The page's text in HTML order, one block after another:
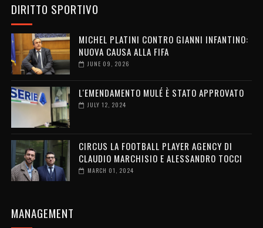
DIRITTO SPORTIVO
MICHEL PLATINI CONTRO GIANNI INFANTINO:
NUOVA CAUSA ALLA FIFA
JUNE 09, 2026
L'EMENDAMENTO MULÉ È STATO APPROVATO
JULY 12, 2024
CIRCUS LA FOOTBALL PLAYER AGENCY DI
CLAUDIO MARCHISIO E ALESSANDRO TOCCI
MARCH 01, 2024
MANAGEMENT